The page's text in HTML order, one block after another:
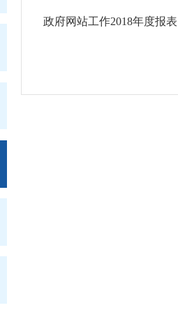
政府网站工作2018年度报表